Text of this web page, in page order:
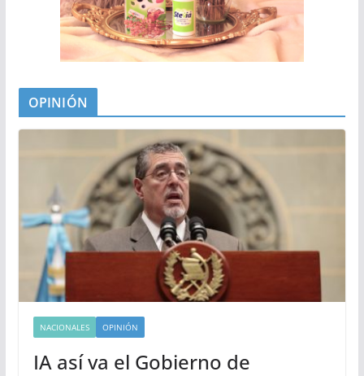
OPINIÓN
NACIONALES OPINIÓN
IA así va el Gobierno de